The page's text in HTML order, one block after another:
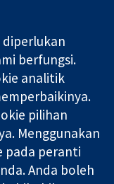
Hubungi kita
Berita
Pejabat
akhbar
Perihal Kami
Pekerjaan
Cochrane
Library
diperlukan
berfungsi.
analitik
pilihan
Menggunakan
pada peranti
Anda boleh